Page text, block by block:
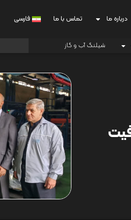
درباره ما تماس با ما فارسی
شیلنگ آب و گاز